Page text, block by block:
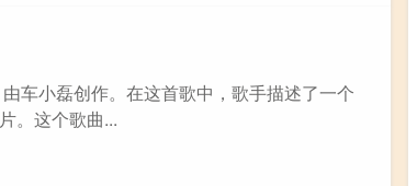
车小磊创作。在这首歌中，歌手描述了一个
。这个歌曲...